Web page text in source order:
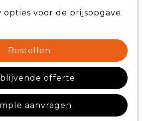
voor de prijsopgave.
Bestellen
offerte
aanvragen